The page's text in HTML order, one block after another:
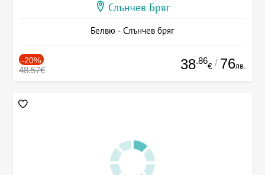
Слънчев Бряг
Белвю - Слънчев бряг
-20%
48.57€ 38.86
€ / 76лв.